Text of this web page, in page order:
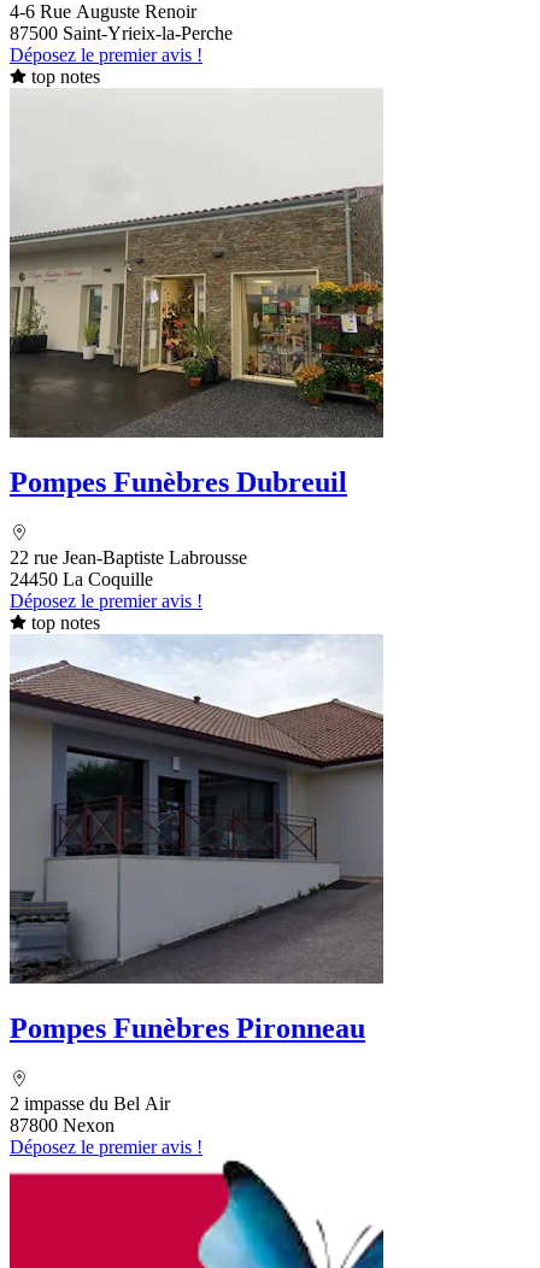
4-6 Rue Auguste Renoir
87500 Saint-Yrieix-la-Perche
Déposez le premier avis !
top notes
Pompes Funèbres Dubreuil
22 rue Jean-Baptiste Labrousse
24450 La Coquille
Déposez le premier avis !
top notes
Pompes Funèbres Pironneau
2 impasse du Bel Air
87800 Nexon
Déposez le premier avis !